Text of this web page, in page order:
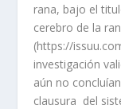
rana, bajo el
cerebro de la
(https://
investigación
aún no
clausura del